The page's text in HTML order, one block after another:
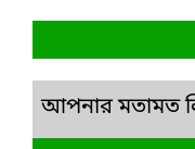
আপনার মতামত